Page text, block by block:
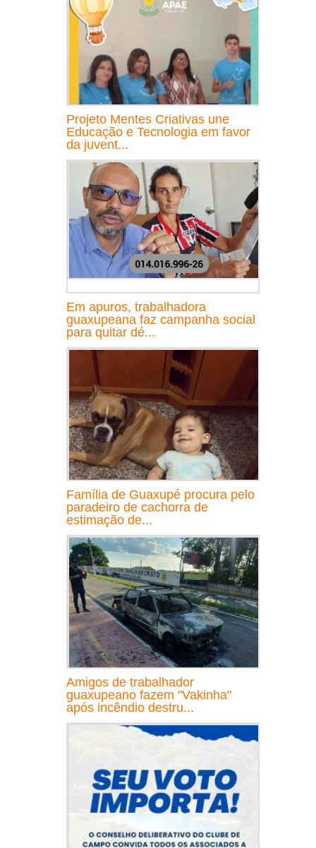
Projeto Mentes Criativas une
Educação e Tecnologia em favor
da juvent...
Em apuros, trabalhadora
guaxupeana faz campanha social
para quitar dé...
Família de Guaxupé procura pelo
paradeiro de cachorra de
estimação de...
Amigos de trabalhador
guaxupeano fazem "Vakinha"
após incêndio destru...